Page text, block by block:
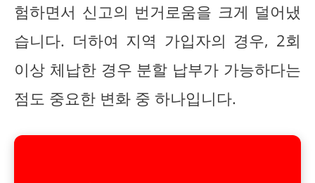
험하면서 신고의 번거로움을 크게 덜어냈
습니다. 더하여 지역 가입자의 경우, 2회
이상 체납한 경우 분할 납부가 가능하다는
점도 중요한 변화 중 하나입니다.